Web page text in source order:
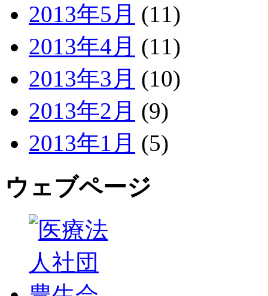
2013年5月 (11)
2013年4月 (11)
2013年3月 (10)
2013年2月 (9)
2013年1月 (5)
ウェブページ